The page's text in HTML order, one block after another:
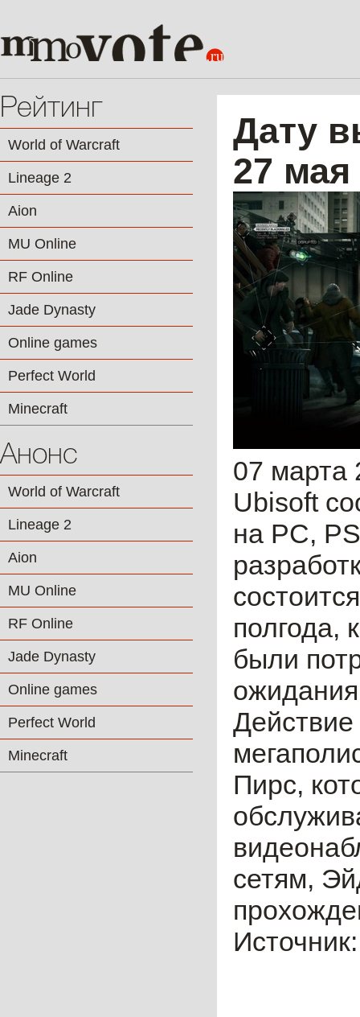
Рейтинг
World of Warcraft
Lineage 2
Aion
MU Online
RF Online
Jade Dynasty
Online games
Perfect World
Minecraft
Анонс
World of Warcraft
Lineage 2
Aion
MU Online
RF Online
Jade Dynasty
Online games
Perfect World
Minecraft
Дату
27 мая
07 марта
Ubisoft
на PC,
полгода,
были
Пирс,
сетям,